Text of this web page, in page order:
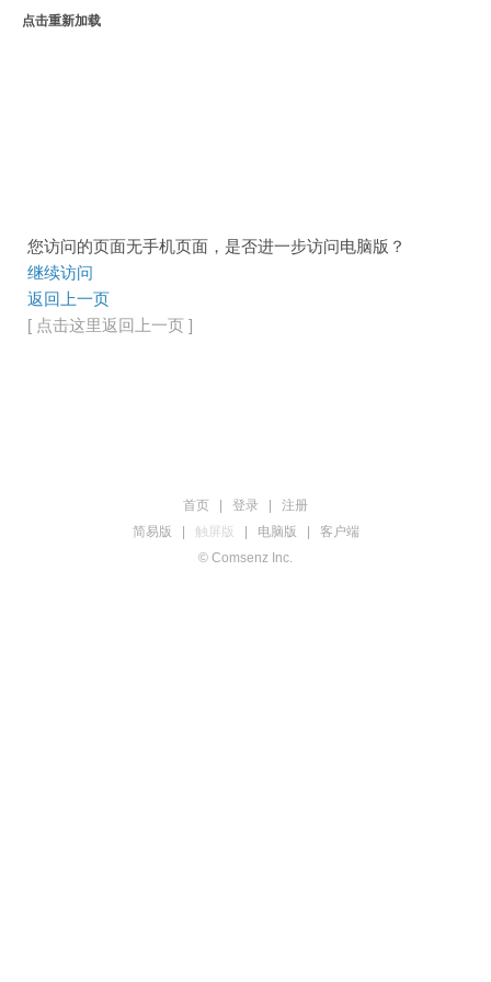
点击重新加载
您访问的页面无手机页面，是否进一步访问电脑版？
继续访问
返回上一页
[ 点击这里返回上一页 ]
首页 登录
注册
简易版
触屏版 电脑版
客户端
© Comsenz Inc.